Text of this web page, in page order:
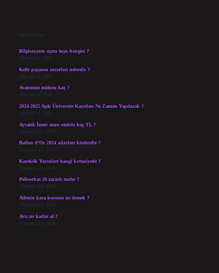
Son Yazılar
Bilgisayarın açma tuşu hangisi ?
Ağustos 6, 2026
Kelle paçanın zararları nelerdir ?
Ağustos 5, 2026
Avanosun nüfusu kaç ?
Ağustos 4, 2026
2024-2025 Açık Üniversite Kayıtları Ne Zaman Yapılacak ?
Ağustos 3, 2026
Ayvalık İzmir arası otobüs kaç TL ?
Temmuz 27, 2026
Ballon d’Or 2024 adayları kimlerdir ?
Temmuz 25, 2026
Karekök Yayınları hangi kırtasiyede ?
Temmuz 24, 2026
Polisorbat 20 zararlı mıdır ?
Temmuz 18, 2026
Ailenin kara koyunu ne demek ?
Temmuz 16, 2026
Avcı ne kadar al ?
Temmuz 15, 2026